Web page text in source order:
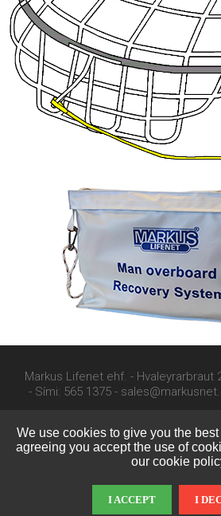
Markus Lifenet ehf. - Hvaleyrarbraut
- Sími: 565 1375 -
We use cookies to give you the
agreeing you accept the use of
our cookie
I ACCEPT I